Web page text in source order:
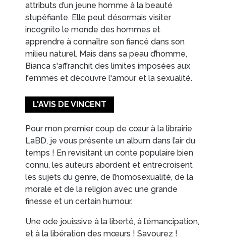
attributs d’un jeune homme à la beauté
stupéfiante. Elle peut désormais visiter
incognito le monde des hommes et
apprendre à connaître son fiancé dans son
milieu naturel. Mais dans sa peau d’homme,
Bianca s'affranchit des limites imposées aux
femmes et découvre l'amour et la sexualité.
L'AVIS DE VINCENT
Pour mon premier coup de cœur à la librairie
LaBD, je vous présente un album dans l’air du
temps ! En revisitant un conte populaire bien
connu, les auteurs abordent et entrecroisent
les sujets du genre, de l’homosexualité, de la
morale et de la religion avec une grande
finesse et un certain humour.
Une ode jouissive à la liberté, à l’émancipation,
et à la libération des mœurs ! Savourez !